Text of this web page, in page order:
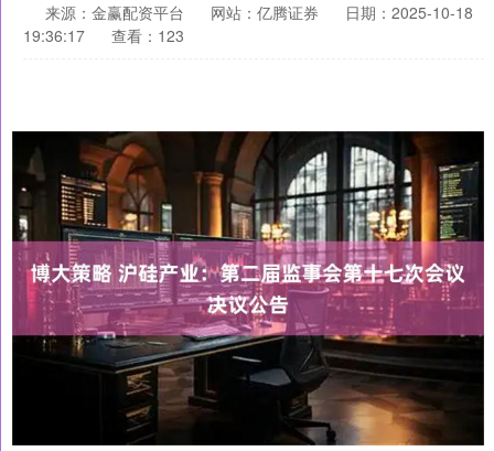
来源：金赢配资平台 网站：亿腾证券
日期：2025-10-18
19:36:17
查看：123